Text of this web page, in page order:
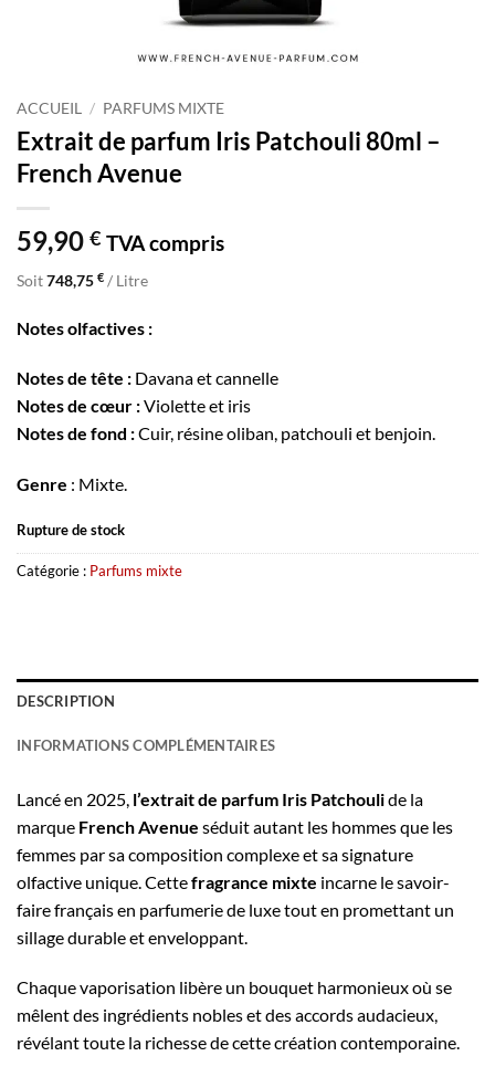
ACCUEIL / PARFUMS MIXTE
Extrait de parfum Iris Patchouli 80ml –
French Avenue
59,90 € TVA compris
Soit748,75 € / Litre
Notes olfactives :
Notes de tête : Davana et cannelle
Notes de cœur :Violette et iris
Notes de fond :Cuir, résine oliban, patchouli et benjoin.
Genre : Mixte.
Rupture de stock
Catégorie : Parfums mixte
DESCRIPTION
INFORMATIONS COMPLÉMENTAIRES
Lancé en 2025, l’extrait de parfum Iris Patchoulide la
marque French Avenue séduit autant les hommes que les
femmes par sa composition complexe et sa signature
olfactive unique. Cettefragrance mixte incarne le savoir-
faire français en parfumerie de luxe tout en promettant un
sillage durable et enveloppant.
Chaque vaporisation libère un bouquet harmonieux où se
mêlent des ingrédients nobles et des accords audacieux,
révélant toute la richesse de cette création contemporaine.